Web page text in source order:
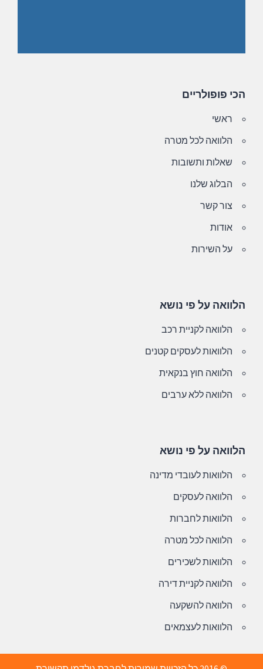
הכי פופולריים
ראשי
הלוואה לכל מטרה
שאלות ותשובות
הבלוג שלנו
צור קשר
אודות
על השירות
הלוואה על פי נושא
הלוואה לקניית רכב
הלוואות לעסקים קטנים
הלוואה חוץ בנקאית
הלוואה ללא ערבים
הלוואה על פי נושא
הלוואות לעובדי מדינה
הלוואה לעסקים
הלוואות לחברות
הלוואה לכל מטרה
הלוואות לשכירים
הלוואה לקניית דירה
הלוואה להשקעה
הלוואות לעצמאים